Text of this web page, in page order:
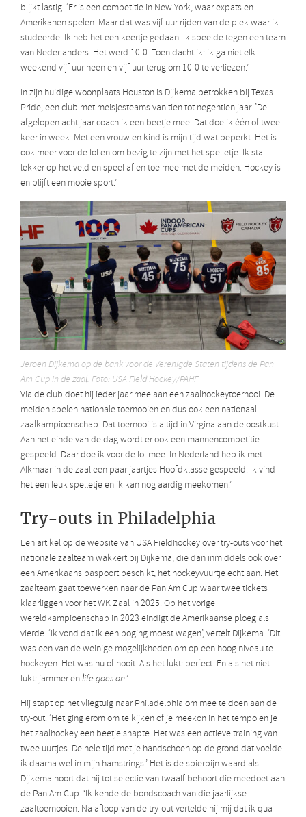
blijkt lastig. ‘Er is een competitie in New York, waar expats en
Amerikanen spelen. Maar dat was vijf uur rijden van de plek waar ik
studeerde. Ik heb het een keertje gedaan. Ik speelde tegen een team
van Nederlanders. Het werd 10-0. Toen dacht ik: ik ga niet elk
weekend vijf uur heen en vijf uur terug om 10-0 te verliezen.’
In zijn huidige woonplaats Houston is Dijkema betrokken bij Texas
Pride, een club met meisjesteams van tien tot negentien jaar. ’De
afgelopen acht jaar coach ik een beetje mee. Dat doe ik één of twee
keer in week. Met een vrouw en kind is mijn tijd wat beperkt. Het is
ook meer voor de lol en om bezig te zijn met het spelletje. Ik sta
lekker op het veld en speel af en toe mee met de meiden. Hockey is
en blijft een mooie sport.’
Jeroen Dijkema op de bank voor de Verenigde Staten tijdens de Pan
Am Cup in de zaal. Foto: USA Field Hockey/PAHF
Via de club doet hij ieder jaar mee aan een zaalhockeytoernooi. De
meiden spelen nationale toernooien en dus ook een nationaal
zaalkampioenschap. Dat toernooi is altijd in Virgina aan de oostkust.
Aan het einde van de dag wordt er ook een mannencompetitie
gespeeld. Daar doe ik voor de lol mee. In Nederland heb ik met
Alkmaar in de zaal een paar jaartjes Hoofdklasse gespeeld. Ik vind
het een leuk spelletje en ik kan nog aardig meekomen.’
Try-outs in Philadelphia
Een artikel op de website van USA Fieldhockey over try-outs voor het
nationale zaalteam wakkert bij Dijkema, die dan inmiddels ook over
een Amerikaans paspoort beschikt, het hockeyvuurtje echt aan. Het
zaalteam gaat toewerken naar de Pan Am Cup waar twee tickets
klaarliggen voor het WK Zaal in 2025. Op het vorige
wereldkampioenschap in 2023 eindigt de Amerikaanse ploeg als
vierde. ‘Ik vond dat ik een poging moest wagen’, vertelt Dijkema. ‘Dit
was een van de weinige mogelijkheden om op een hoog niveau te
hockeyen. Het was nu of nooit. Als het lukt: perfect. En als het niet
lukt: jammer enlife goes on.’
Hij stapt op het vliegtuig naar Philadelphia om mee te doen aan de
try-out. ‘Het ging erom om te kijken of je meekon in het tempo en je
het zaalhockey een beetje snapte. Het was een actieve training van
twee uurtjes. De hele tijd met je handschoen op de grond dat voelde
ik daarna wel in mijn hamstrings.’ Het is de spierpijn waard als
Dijkema hoort dat hij tot selectie van twaalf behoort die meedoet aan
de Pan Am Cup. ‘Ik kende de bondscoach van die jaarlijkse
zaaltoernooien. Na afloop van de try-out vertelde hij mij dat ik qua